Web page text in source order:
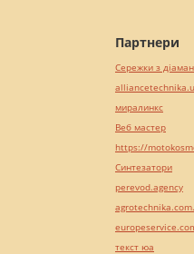
Партнери
Сережки з
миралинкс
Веб мастер
https://
Синтезатори
perevod.agency
текст юа